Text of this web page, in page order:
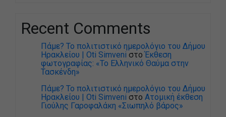
Recent Comments
Πάμε? Το πολιτιστικό ημερολόγιο του Δήμου
Ηρακλείου | Oti Simveni στοΈκθεση
φωτογραφίας: «Το Ελληνικό Θαύμα στην
Τασκένδη»
Πάμε? Το πολιτιστικό ημερολόγιο του Δήμου
Ηρακλείου | Oti Simveni στο Ατομική έκθεση
Γιούλης Γαροφαλάκη «Σιωπηλό βάρος»